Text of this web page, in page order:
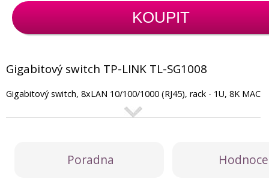
KOUPIT
Gigabitový switch TP-LINK TL-SG1008
Gigabitový switch, 8xLAN 10/100/1000 (RJ45), rack - 1U, 8K MAC
Poradna